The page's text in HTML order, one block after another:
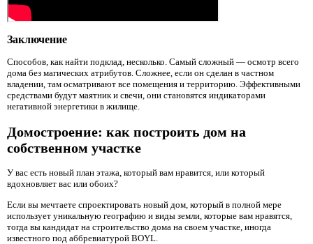
Заключение
Способов, как найти подклад, несколько. Самый сложный — осмотр всего
дома без магических атрибутов. Сложнее, если он сделан в частном
владении, там осматривают все помещения и территорию. Эффективными
средствами будут маятник и свечи, они становятся индикаторами
негативной энергетики в жилище.
Домостроение: как построить дом на
собственном участке
У вас есть новый план этажа, который вам нравится, или который
вдохновляет вас или обоих?
Если вы мечтаете спроектировать новый дом, который в полной мере
использует уникальную географию и виды земли, которые вам нравятся,
тогда вы кандидат на строительство дома на своем участке, иногда
известного под аббревиатурой BOYL.